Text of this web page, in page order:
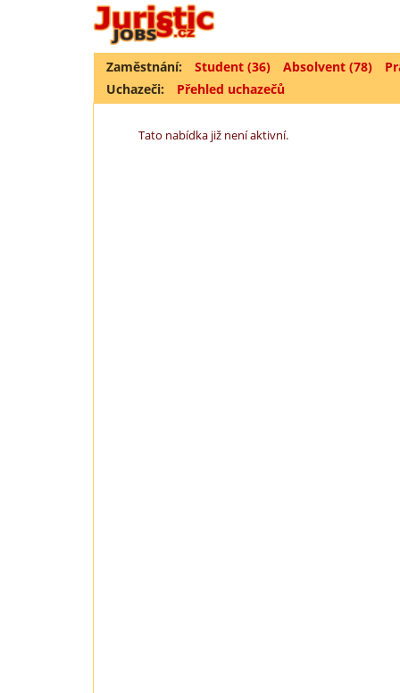
Zaměstnání: Student (36) Absolvent (78)
Uchazeči:
Přehled uchazečů
Tato nabídka již není aktivní.